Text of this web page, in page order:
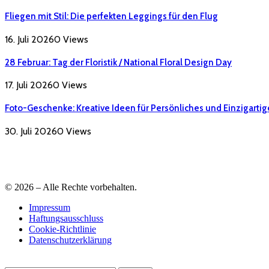
Fliegen mit Stil: Die perfekten Leggings für den Flug
16. Juli 20260 Views
28 Februar: Tag der Floristik / National Floral Design Day
17. Juli 20260 Views
Foto-Geschenke: Kreative Ideen für Persönliches und
30. Juli 20260 Views
© 2026 – Alle Rechte vorbehalten.
Impressum
Haftungsausschluss
Cookie-Richtlinie
Datenschutzerklärung